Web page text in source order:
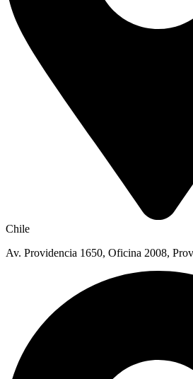
Chile
Av. Providencia 1650, Oficina 2008,